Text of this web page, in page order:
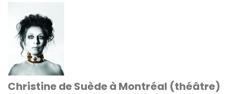
Christine de Suède à Montréal (théâtre)